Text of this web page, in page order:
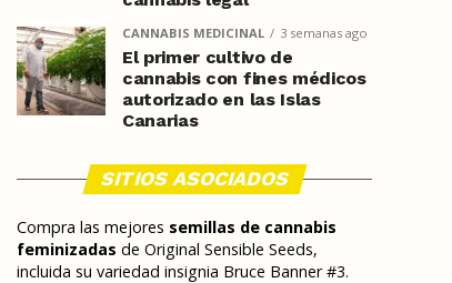
CANNABIS MEDICINAL 3 semanas ago
El primer cultivo de
cannabis con fines médicos
autorizado en las Islas
Canarias
SITIOS ASOCIADOS
Compra las mejores semillas de cannabis
feminizadas de Original Sensible Seeds,
incluida su variedad insignia Bruce Banner #3.